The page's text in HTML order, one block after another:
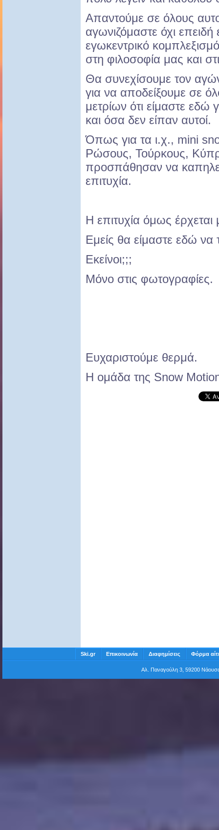
Απαντούμε σε όλους
αγωνιζόμαστε όχι επειδή
εγωκεντρικό
στη φιλοσοφία μας και
Θα συνεχίσουμε τον
για να αποδείξουμε σε
μετρίων ότι είμαστε
και όσα δεν είπαν αυτοί.
Όπως για τα ι.χ., mini
Ρώσους, Τούρκους,
προσπάθησαν να
επιτυχία.
Η επιτυχία όμως έρχεται
Εμείς θα είμαστε εδώ να
Εκείνοι;;;
Μόνο στις φωτογραφίες.
Ευχαριστούμε θερμά.
Η ομάδα της Snow
Ski.gr Επικοινωνία Διαφημίσεις Φόρμα
Αλ. Παναγούλη 3, 59200